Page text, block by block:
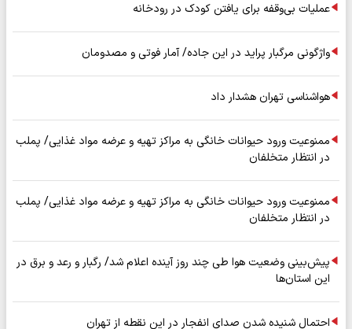
عملیات بی‌وقفه برای یافتن کودک در رودخانه
واژگونی مرگبار پراید در این جاده/ آمار فوتی و مصدومان
هواشناسی تهران هشدار داد
ممنوعیت ورود حیوانات خانگی به مراکز تهیه و عرضه مواد غذایی/ پملب
در انتظار متخلفان
ممنوعیت ورود حیوانات خانگی به مراکز تهیه و عرضه مواد غذایی/ پملب
در انتظار متخلفان
پیش‌بینی وضعیت هوا طی چند روز آینده اعلام شد/ رگبار و رعد و برق در
این استان‌ها
احتمال شنیده شدن صدای انفجار در این نقطه از تهران